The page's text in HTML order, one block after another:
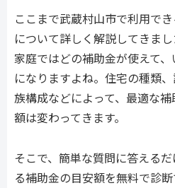
ここまで武蔵村山市で利用で
について詳しく解説してきま
家庭ではどの補助金が使えて
になりますよね。住宅の種類
族構成などによって、最適な
額は変わってきます。
そこで、簡単な質問に答える
る補助金の目安額を無料で診